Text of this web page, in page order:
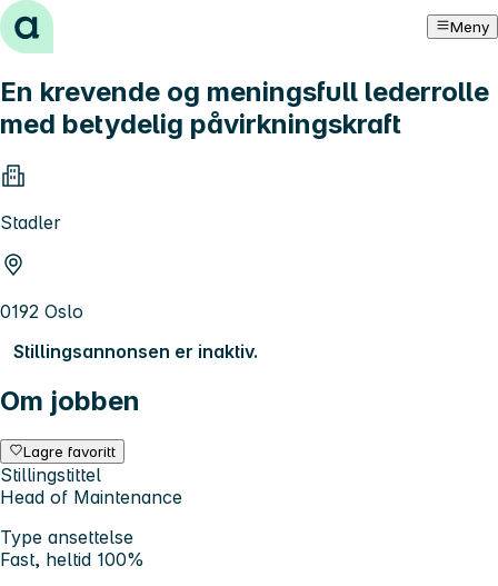
Hopp til innhold Meny
En krevende og meningsfull lederrolle
med betydelig påvirkningskraft
Stadler
0192 Oslo
Stillingsannonsen er inaktiv.
Om jobben
Lagre favoritt
Stillingstittel
Head of Maintenance
Type ansettelse
Fast, heltid 100%